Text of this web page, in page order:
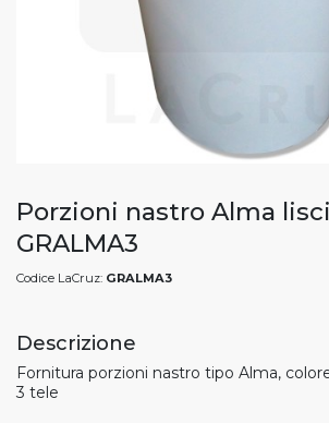
Porzioni nastro Alma
GRALMA3
Codice LaCruz: GRALMA3
Descrizione
Fornitura porzioni nastro tipo Alma,
3 tele